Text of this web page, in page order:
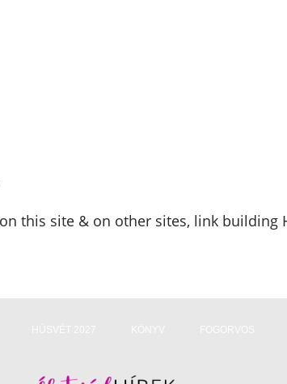
this site & on other sites, link building